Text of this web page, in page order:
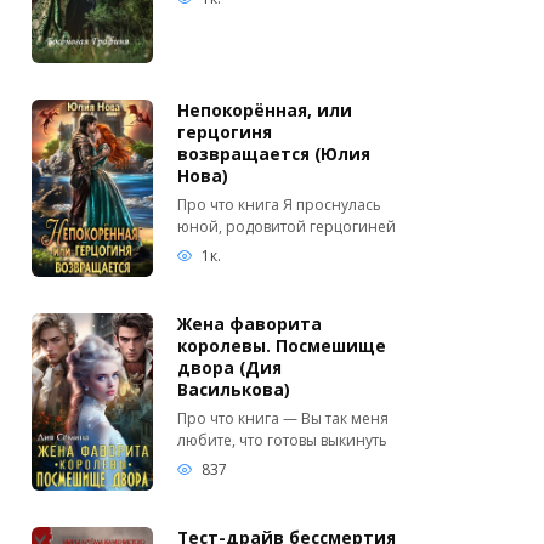
Непокорённая, или
герцогиня
возвращается (Юлия
Нова)
Про что книга Я проснулась
юной, родовитой герцогиней
1к.
Жена фаворита
королевы. Посмешище
двора (Дия
Василькова)
Про что книга — Вы так меня
любите, что готовы выкинуть
837
Тест-драйв бессмертия